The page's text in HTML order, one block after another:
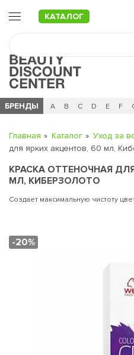
КАТАЛОГ
БРЕНДЫ
Ч 0 - 9 A B C D E F
Главная Каталог Уход за
для ярких акцентов, 60 мл,
КРАСКА ОТТЕНОЧНАЯ
МЛ, КИБЕРЗОЛОТО
Создает максимальную чистоту
-20%